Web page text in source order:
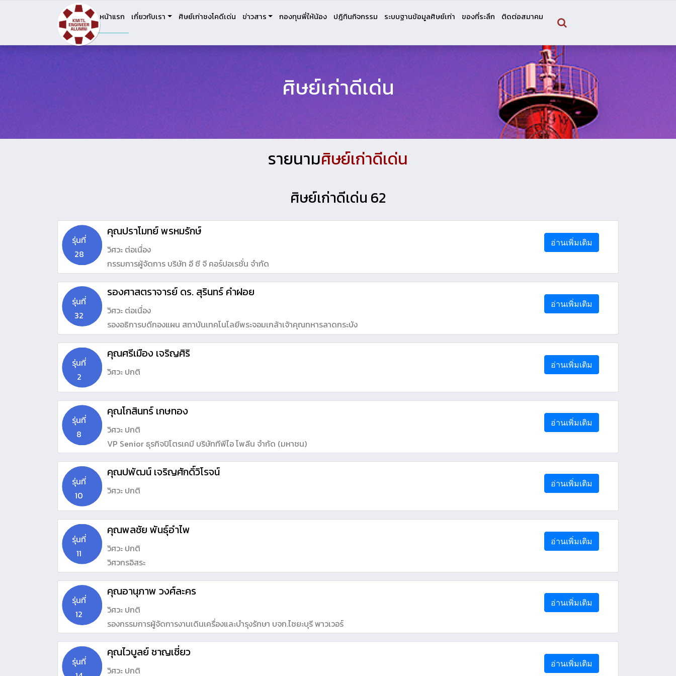
หน้าแรก เกี่ยวกับเรา ศิษย์เก่าชงโคดีเด่น ข่าวสาร กองทุนพี่ให้น้อง ปฎิทินกิจกรรม ระบบฐานข้อมูลศิษย์เก่า ของที่ระลึก ติดต่อสมาคม
ศิษย์เก่าดีเด่น
รายนามศิษย์เก่าดีเด่น
ศิษย์เก่าดีเด่น 62
รุ่นที่
28
คุณปราโมทย์ พรหมรักษ์
วิศวะ ต่อเนื่อง
กรรมการผู้จัดการ บริษัท อี ซี จี คอร์ปอเรชั่น จำกัด
อ่านเพิ่มเติม
รุ่นที่
32
รองศาสตราจารย์ ดร. สุรินทร์ คำฝอย
วิศวะ ต่อเนื่อง
รองอธิการบดีกองแผน สถาบันเทคโนโลยีพระจอมเกล้าเจ้าคุณทหารลาดกระบัง
อ่านเพิ่มเติม
รุ่นที่
2
คุณศรีเมือง เจริญศิริ
วิศวะ ปกติ
อ่านเพิ่มเติม
รุ่นที่
8
คุณโกสินทร์ เกษทอง
วิศวะ ปกติ
VP Senior ธุรกิจปิโตรเคมี บริษัททีพีไอ โพลีน จำกัด (มหาชน)
อ่านเพิ่มเติม
รุ่นที่
10
คุณปพัฒน์ เจริญศักดิ์วิโรจน์
วิศวะ ปกติ
อ่านเพิ่มเติม
รุ่นที่
11
คุณพลชัย พันธุ์อำไพ
วิศวะ ปกติ
วิศวกรอิสระ
อ่านเพิ่มเติม
รุ่นที่
12
คุณอานุภาพ วงศ์ละคร
วิศวะ ปกติ
รองกรรมการผู้จัดการงานเดินเครื่องและบำรุงรักษา บจก.ไซยะบุรี พาวเวอร์
อ่านเพิ่มเติม
รุ่นที่
คุณไวบูลย์ ชาญเชี่ยว
วิศวะ ปกติ
อ่านเพิ่มเติม